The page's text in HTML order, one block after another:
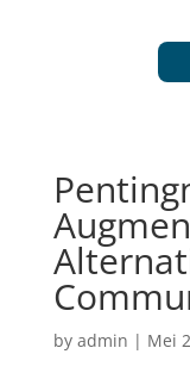
by admin | Mei